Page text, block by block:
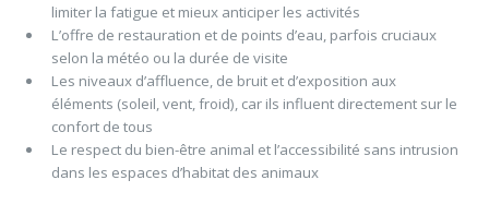
limiter la fatigue et mieux anticiper les activités
L’offre de restauration et de points d’eau, parfois cruciaux
selon la météo ou la durée de visite
Les niveaux d’affluence, de bruit et d’exposition aux
éléments (soleil, vent, froid), car ils influent directement sur le
confort de tous
Le respect du bien-être animal et l’accessibilité sans intrusion
dans les espaces d’habitat des animaux